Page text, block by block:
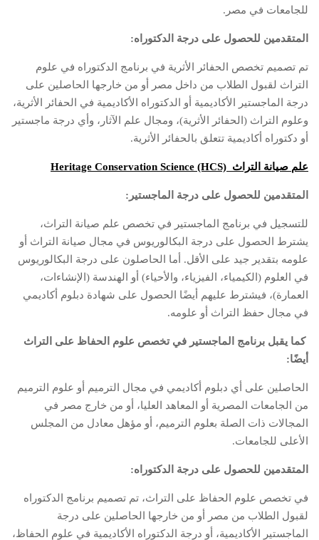
للجامعات في مصر.
المتقدمين للحصول على درجة الدكتوراه:
تم تصميم تخصص الحفائر الأثرية في برنامج الدكتوراه في علوم
التراث لقبول الطلاب من داخل مصر أو من خارجها الحاصلين على
درجة الماجستير الأكاديمية أو الدكتوراه الأكاديمية في الحفائر الأثرية،
وعلوم التراث (الحفائر الأثرية)، ومجال علم الآثار، وأي درجة ماجستير
أو دكتوراه أكاديمية تتعلق بالحفائر الأثرية.
علم صيانة التراث (HCS)
المتقدمين للحصول على درجة الماجستير:
للتسجيل في برنامج الماجستير في تخصص علم صيانة التراث،
يشترط الحصول على درجة البكالوريوس في مجال صيانة التراث أو
علومه بتقدير جيد على الأقل. أما الحاصلون على درجة البكالوريوس
في العلوم (الكيمياء، الفيزياء، والأحياء) أو الهندسة (الإنشاءات،
العمارة)، فيشترط عليهم أيضًا الحصول على شهادة دبلوم أكاديمي
في مجال حفظ التراث أو علومه.
كما يقبل برنامج الماجستير في تخصص علوم الحفاظ على التراث
أيضًا:
الحاصلين على أي دبلوم أكاديمي في مجال الترميم أو علوم الترميم
من الجامعات المصرية أو المعاهد العليا، أو من خارج مصر في
المجالات ذات الصلة بعلوم الترميم، أو مؤهل معادل من المجلس
الأعلى للجامعات.
المتقدمين للحصول على درجة الدكتوراه:
في تخصص علوم الحفاظ على التراث، تم تصميم برنامج الدكتوراه
لقبول الطلاب من مصر أو من خارجها الحاصلين على درجة
الماجستير الأكاديمية، أو درجة الدكتوراه الأكاديمية في علوم الحفاظ،